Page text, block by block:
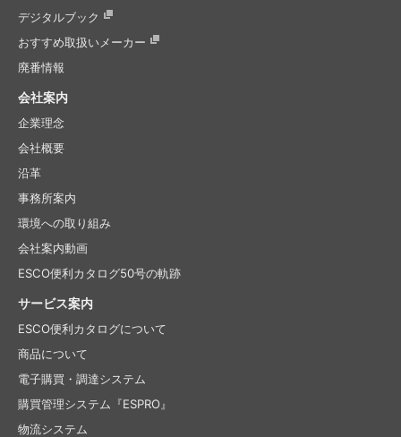
デジタルブック
おすすめ取扱いメーカー
廃番情報
会社案内
企業理念
会社概要
沿革
事務所案内
環境への取り組み
会社案内動画
ESCO便利カタログ50号の軌跡
サービス案内
ESCO便利カタログについて
商品について
電子購買・調達システム
購買管理システム『ESPRO』
物流システム